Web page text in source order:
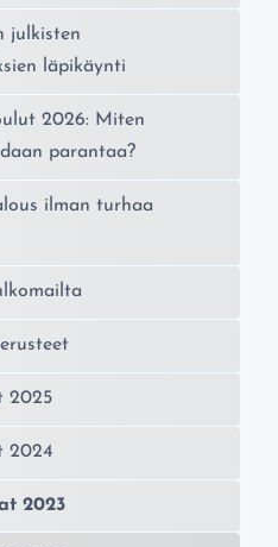
julkisten
läpikäynti
2026: Miten
parantaa?
ilman turhaa
2025
2024
2023